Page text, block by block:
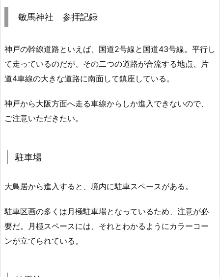
敏馬神社 参拝記録
神戸の幹線道路といえば、国道2号線と国道43号線。平行し
て走っているのだが、その二つの道路が合流する地点、片
道4車線の大きな道路に南面して鎮座している。
神戸から大阪方面へ走る車線からしか進入できないので、
ご注意いただきたい。
駐車場
大鳥居から進入すると、境内に駐車スペースがある。
駐車区画の多くは月極駐車場となっているため、注意が必
要だ。月極スペースには、それとわかるようにカラーコー
ンが立てられている。